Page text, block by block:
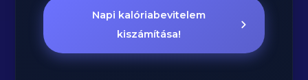
Napi kalóriabevitelem
kiszámítása!